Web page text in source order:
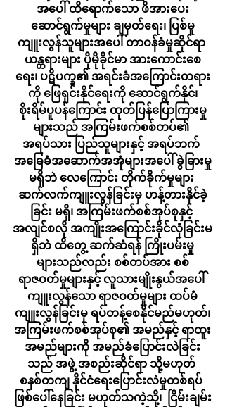
အပေါ် ထိရောက်သော ဖိအားပေး
ဆောင်ရွက်မှုများ ချမှတ်ရေး၊ ပြစ်မှု
ကျူးလွန်သူများအပေါ် တာဝန်ခံမှုဆိုင်ရာ
ယန္တရားများ ပိုမိုခိုင်မာ အားကောင်းစေ
ရေး၊ ပဋိပက္ခ၏ အရင်းခံအကြောင်းတရား
ကို ဖြေရှင်းနိုင်ရေးကို ဆောင်ရွက်နိုင်၊
စိုးရိမ်ပူပန်ကြောင်း ထုတ်ပြန်ပြောကြားမှု
များသည် အကြမ်းဖက်စစ်တပ်၏
အရပ်သား ပြည်သူများနှင့် အရပ်ဘက်
အခြေခံအဆောက်အအုံများအပေါ် ခွဲခြားမှု
မရှိဘဲ လေကြောင်း တိုက်ခိုက်မှုများ
ဆက်လက်ကျူးလွန်ခြင်းမှ ဟန့်တားနိုင်ခဲ့
ခြင်း မရှိ၊ အကြမ်းဖက်စစ်အုပ်စုနှင့်
အလျင်စလို အကျိုးအကြောင်းခိုင်လုံခြင်းမ
ရှိဘဲ ထိတွေ့ ဆက်ဆံရန် ကြိုးပမ်းမှု
များသည်လည်း စစ်တပ်အား စစ်
ရာဇဝတ်မှုများနှင့် လူသားမျိုးနွယ်အပေါ်
ကျူးလွန်သော ရာဇဝတ်မှုများ ထပ်မံ
ကျူးလွန်ခြင်းမှ ရပ်တန့်စေနိုင်မည်မဟုတ်၊
အကြမ်းဖက်စစ်အုပ်စု၏ အမည်နှင့် ရာထူး
အမည်များကို အမည်ခံပြောင်းလဲခြင်း
သည် အဖွဲ့ အစည်းဆိုင်ရာ သို့မဟုတ်
စနစ်တကျ နိုင်ငံရေးပြောင်းလဲမှုတစ်ရပ်
ဖြစ်ပေါ်နေခြင်း မဟုတ်သကဲ့သို့၊  ငြိမ်းချမ်း